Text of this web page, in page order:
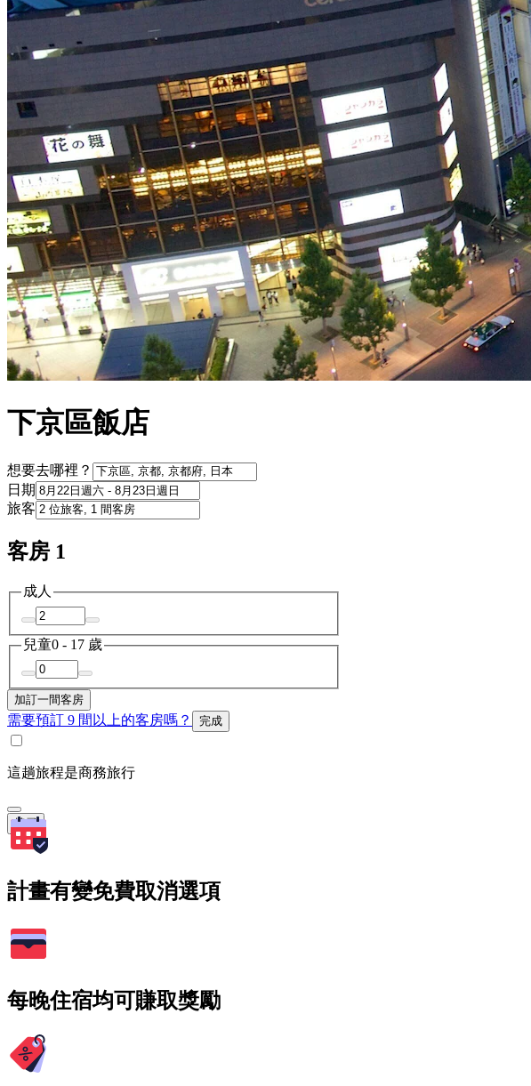
下京區飯店
想要去哪裡？
日期
旅客
客房 1
成人
兒童0 - 17 歲
加訂一間客房
需要預訂 9 間以上的客房嗎？ 完成
這趟旅程是商務旅行
搜尋
計畫有變免費取消選項
每晚住宿均可賺取獎勵